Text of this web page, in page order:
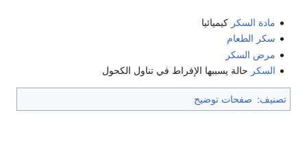
مادة السكر كيميائيا
سكر الطعام
مرض السكر
السكر حالة يسببها الإفراط في تناول الكحول
تصنيف: صفحات توضيح